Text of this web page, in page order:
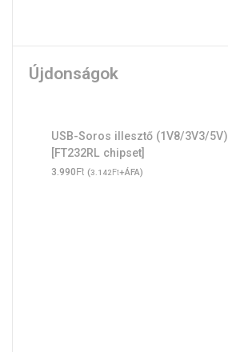
Újdonságok
USB-Soros illesztő (1V8/3V3/5V)
[FT232RL chipset]
3.990Ft (3.142Ft+ÁFA)